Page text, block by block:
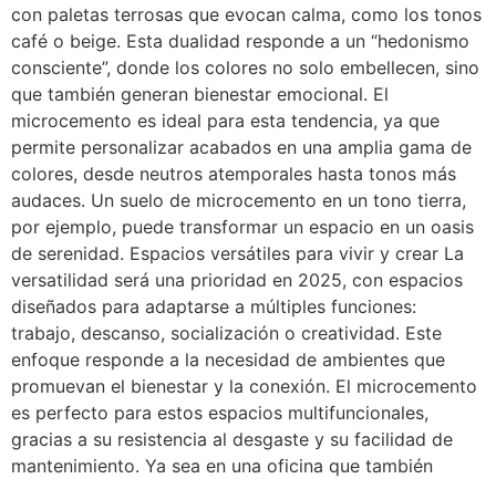
con paletas terrosas que evocan calma, como los tonos
café o beige. Esta dualidad responde a un “hedonismo
consciente”, donde los colores no solo embellecen, sino
que también generan bienestar emocional. El
microcemento es ideal para esta tendencia, ya que
permite personalizar acabados en una amplia gama de
colores, desde neutros atemporales hasta tonos más
audaces. Un suelo de microcemento en un tono tierra,
por ejemplo, puede transformar un espacio en un oasis
de serenidad. Espacios versátiles para vivir y crear La
versatilidad será una prioridad en 2025, con espacios
diseñados para adaptarse a múltiples funciones:
trabajo, descanso, socialización o creatividad. Este
enfoque responde a la necesidad de ambientes que
promuevan el bienestar y la conexión. El microcemento
es perfecto para estos espacios multifuncionales,
gracias a su resistencia al desgaste y su facilidad de
mantenimiento. Ya sea en una oficina que también